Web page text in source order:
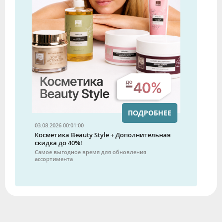
03.08.2026 00:01:00
Косметика Beauty Style + Дополнительная
скидка до 40%!
Самое выгодное время для обновления
ассортимента
ПОДРОБНЕЕ